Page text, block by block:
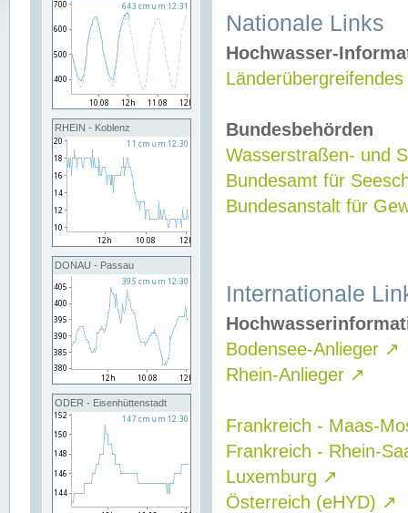
RHEIN - Koblenz
DONAU - Passau
ODER - Eisenhüttenstadt
Nationale Links
Hochwasser-
Bundesbehörden
Wasserstraßen- und
Bundesamt für
Bundesanstalt für
Internationale
Bodensee-Anlieger ↗
Rhein-Anlieger ↗
Frankreich - Maas-
Frankreich - Rhein-
Luxemburg ↗
Österreich (eHYD) ↗